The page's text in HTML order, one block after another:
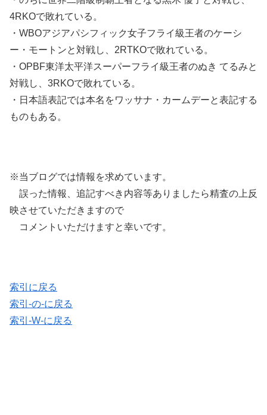
4RKOで敗れている。
・WBOアジアパシフィック女子フライ級王者のケーシ
ー・モートンと対戦し、2RTKOで敗れている。
・OPBF東洋太平洋スーパーフライ級王者のぬき てるみと
対戦し、3RKOで敗れている。
・日本語表記では本名をワッサナ・カームデーと表記する
ものもある。
※当ブログでは情報を求めています。
誤った情報、追記すべき内容等ありましたら精査の上反
映させていただきますので
コメントいただけますと幸いです。
索引に戻る
索引-の-に戻る
索引-W-に戻る